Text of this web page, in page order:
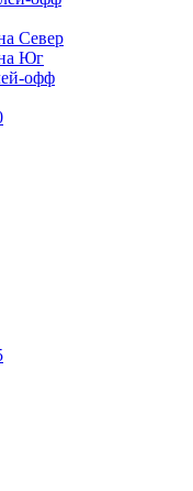
Север
Юг
офф